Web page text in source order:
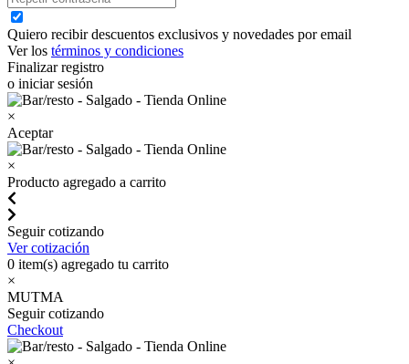
Quiero recibir descuentos exclusivos y novedades por email
Ver los términos y condiciones
Finalizar registro
o iniciar sesión
×
Aceptar
×
Producto agregado a carrito
Seguir cotizando
Ver cotización
0 item(s) agregado tu carrito
×
MUTMA
Seguir cotizando
Checkout